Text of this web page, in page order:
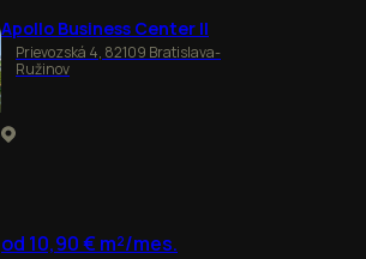
Apollo Business Center II
Prievozská 4, 82109 Bratislava-
Ružinov
od 10,90 € m²/mes.